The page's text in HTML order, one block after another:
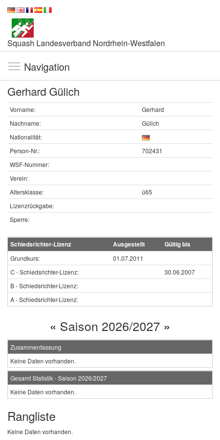
Squash Landesverband Nordrhein-Westfalen
Navigation
Gerhard Gülich
Vorname:
Gerhard
Nachname:
Gülich
Nationalität:
Person-Nr.:
702431
WSF-Nummer:
Verein:
Altersklasse:
ü65
Lizenzrückgabe:
Sperre:
Schiedsrichter-Lizenz Ausgestellt Gültig bis
Grundkurs:
01.07.2011
C - Schiedsrichter-Lizenz:
30.06.2007
B - Schiedsrichter-Lizenz:
A - Schiedsrichter-Lizenz:
« Saison 2026/2027 »
Zusammenfassung
Keine Daten vorhanden.
Gesamt Statistik - Saison 2026/2027
Keine Daten vorhanden.
Rangliste
Keine Daten vorhanden.